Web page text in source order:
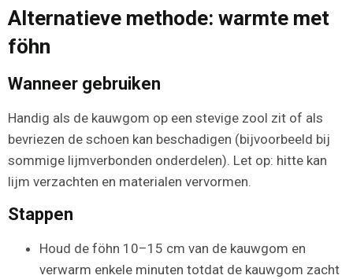
Alternatieve methode: warmte met
föhn
Wanneer gebruiken
Handig als de kauwgom op een stevige zool zit of als
bevriezen de schoen kan beschadigen (bijvoorbeeld bij
sommige lijmverbonden onderdelen). Let op: hitte kan
lijm verzachten en materialen vervormen.
Stappen
Houd de föhn 10–15 cm van de kauwgom en
verwarm enkele minuten totdat de kauwgom zacht